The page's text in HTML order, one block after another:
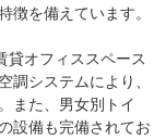
徴を備えています。
貸オフィススペース
調システムにより、
また、男女別トイ
設備も完備されてお